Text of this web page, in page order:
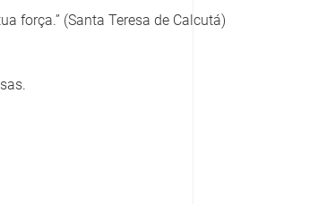
força.” (Santa Teresa de Calcutá)